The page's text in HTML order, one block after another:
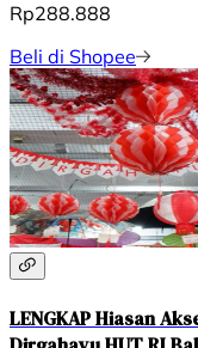
Rp288.888
Beli di Shopee
LENGKAP Hiasan